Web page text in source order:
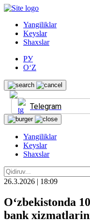
Yangiliklar
Keyslar
Shaxslar
РУ
O‘Z
Telegram
Yangiliklar
Keyslar
Shaxslar
26.3.2026 | 18:09
O‘zbekistonda
bank